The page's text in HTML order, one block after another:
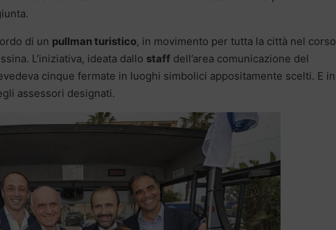
di un pullman turistico, in movimento per tutta la città nel corso
L’iniziativa, ideata dallo staff dell’area comunicazione del
cinque fermate in luoghi simbolici appositamente scelti. E in
assessori designati.